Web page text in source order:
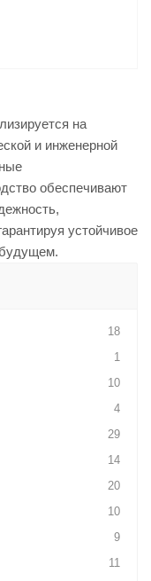
на
и инженерной
обеспечивают
устойчивое
будущем.
18
1
10
4
29
14
20
10
9
11